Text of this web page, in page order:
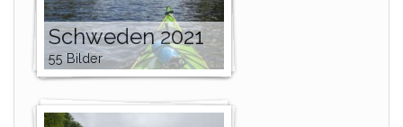
Schweden 2021
55 Bilder